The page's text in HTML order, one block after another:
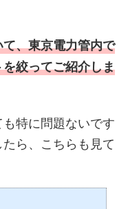
、東京電力管内で
絞ってご紹介しま
特に問題ないです
ら、こちらも見て